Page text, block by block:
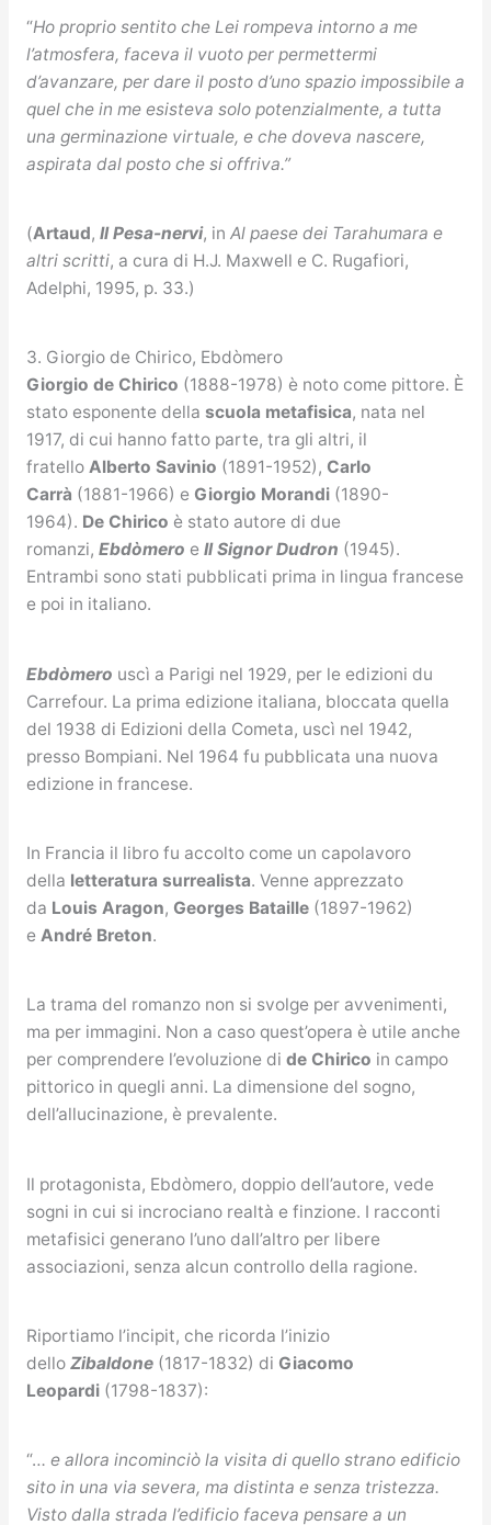
“Ho proprio sentito che Lei rompeva intorno a me
l’atmosfera, faceva il vuoto per permettermi
d’avanzare, per dare il posto d’uno spazio impossibile a
quel che in me esisteva solo potenzialmente, a tutta
una germinazione virtuale, e che doveva nascere,
aspirata dal posto che si offriva.”
(Artaud, Il Pesa-nervi, in Al paese dei Tarahumara e
altri scritti, a cura di H.J. Maxwell e C. Rugafiori,
Adelphi, 1995, p. 33.)
3. Giorgio de Chirico, Ebdòmero
Giorgio de Chirico (1888-1978) è noto come pittore. È
stato esponente della scuola metafisica, nata nel
1917, di cui hanno fatto parte, tra gli altri, il
fratello Alberto Savinio (1891-1952), Carlo
Carrà (1881-1966) e Giorgio Morandi(1890-
1964). De Chirico è stato autore di due
romanzi, Ebdòmero e Il Signor Dudron (1945).
Entrambi sono stati pubblicati prima in lingua francese
e poi in italiano.
Ebdòmero uscì a Parigi nel 1929, per le edizioni du
Carrefour. La prima edizione italiana, bloccata quella
del 1938 di Edizioni della Cometa, uscì nel 1942,
presso Bompiani. Nel 1964 fu pubblicata una nuova
edizione in francese.
In Francia il libro fu accolto come un capolavoro
della letteratura surrealista. Venne apprezzato
da Louis Aragon, Georges Bataille(1897-1962)
e André Breton.
La trama del romanzo non si svolge per avvenimenti,
ma per immagini. Non a caso quest’opera è utile anche
per comprendere l’evoluzione di de Chirico in campo
pittorico in quegli anni. La dimensione del sogno,
dell’allucinazione, è prevalente.
Il protagonista, Ebdòmero, doppio dell’autore, vede
sogni in cui si incrociano realtà e finzione. I racconti
metafisici generano l’uno dall’altro per libere
associazioni, senza alcun controllo della ragione.
Riportiamo l’incipit, che ricorda l’inizio
dello Zibaldone(1817-1832) di Giacomo
Leopardi(1798-1837):
“… e allora incominciò la visita di quello strano edificio
sito in una via severa, ma distinta e senza tristezza.
Visto dalla strada l’edificio faceva pensare a un